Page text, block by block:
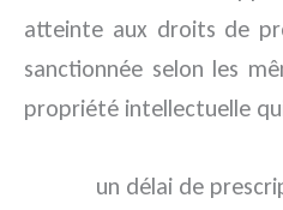
atteinte aux droits de
sanctionnée selon les
propriété intellectuelle
un délai de